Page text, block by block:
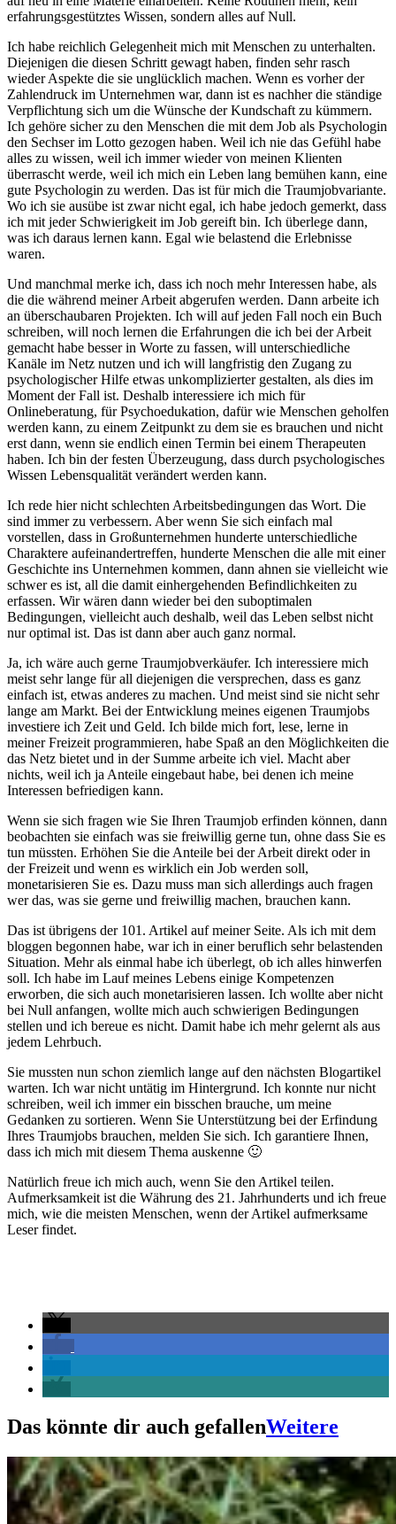
erfahrungsgestütztes Wissen, sondern alles auf Null.
Ich habe reichlich Gelegenheit mich mit Menschen zu unterhalten.
Diejenigen die diesen Schritt gewagt haben, finden sehr rasch
wieder Aspekte die sie unglücklich machen. Wenn es vorher der
Zahlendruck im Unternehmen war, dann ist es nachher die ständige
Verpflichtung sich um die Wünsche der Kundschaft zu kümmern.
Ich gehöre sicher zu den Menschen die mit dem Job als Psychologin
den Sechser im Lotto gezogen haben. Weil ich nie das Gefühl habe
alles zu wissen, weil ich immer wieder von meinen Klienten
überrascht werde, weil ich mich ein Leben lang bemühen kann, eine
gute Psychologin zu werden. Das ist für mich die Traumjobvariante.
Wo ich sie ausübe ist zwar nicht egal, ich habe jedoch gemerkt, dass
ich mit jeder Schwierigkeit im Job gereift bin. Ich überlege dann,
was ich daraus lernen kann. Egal wie belastend die Erlebnisse
waren.
Und manchmal merke ich, dass ich noch mehr Interessen habe, als
die die während meiner Arbeit abgerufen werden. Dann arbeite ich
an überschaubaren Projekten. Ich will auf jeden Fall noch ein Buch
schreiben, will noch lernen die Erfahrungen die ich bei der Arbeit
gemacht habe besser in Worte zu fassen, will unterschiedliche
Kanäle im Netz nutzen und ich will langfristig den Zugang zu
psychologischer Hilfe etwas unkomplizierter gestalten, als dies im
Moment der Fall ist. Deshalb interessiere ich mich für
Onlineberatung, für Psychoedukation, dafür wie Menschen geholfen
werden kann, zu einem Zeitpunkt zu dem sie es brauchen und nicht
erst dann, wenn sie endlich einen Termin bei einem Therapeuten
haben. Ich bin der festen Überzeugung, dass durch psychologisches
Wissen Lebensqualität verändert werden kann.
Ich rede hier nicht schlechten Arbeitsbedingungen das Wort. Die
sind immer zu verbessern. Aber wenn Sie sich einfach mal
vorstellen, dass in Großunternehmen hunderte unterschiedliche
Charaktere aufeinandertreffen, hunderte Menschen die alle mit einer
Geschichte ins Unternehmen kommen, dann ahnen sie vielleicht wie
schwer es ist, all die damit einhergehenden Befindlichkeiten zu
erfassen. Wir wären dann wieder bei den suboptimalen
Bedingungen, vielleicht auch deshalb, weil das Leben selbst nicht
nur optimal ist. Das ist dann aber auch ganz normal.
Ja, ich wäre auch gerne Traumjobverkäufer. Ich interessiere mich
meist sehr lange für all diejenigen die versprechen, dass es ganz
einfach ist, etwas anderes zu machen. Und meist sind sie nicht sehr
lange am Markt. Bei der Entwicklung meines eigenen Traumjobs
investiere ich Zeit und Geld. Ich bilde mich fort, lese, lerne in
meiner Freizeit programmieren, habe Spaß an den Möglichkeiten die
das Netz bietet und in der Summe arbeite ich viel. Macht aber
nichts, weil ich ja Anteile eingebaut habe, bei denen ich meine
Interessen befriedigen kann.
Wenn sie sich fragen wie Sie Ihren Traumjob erfinden können, dann
beobachten sie einfach was sie freiwillig gerne tun, ohne dass Sie es
tun müssten. Erhöhen Sie die Anteile bei der Arbeit direkt oder in
der Freizeit und wenn es wirklich ein Job werden soll,
monetarisieren Sie es. Dazu muss man sich allerdings auch fragen
wer das, was sie gerne und freiwillig machen, brauchen kann.
Das ist übrigens der 101. Artikel auf meiner Seite. Als ich mit dem
bloggen begonnen habe, war ich in einer beruflich sehr belastenden
Situation. Mehr als einmal habe ich überlegt, ob ich alles hinwerfen
soll. Ich habe im Lauf meines Lebens einige Kompetenzen
erworben, die sich auch monetarisieren lassen. Ich wollte aber nicht
bei Null anfangen, wollte mich auch schwierigen Bedingungen
stellen und ich bereue es nicht. Damit habe ich mehr gelernt als aus
jedem Lehrbuch.
Sie mussten nun schon ziemlich lange auf den nächsten Blogartikel
warten. Ich war nicht untätig im Hintergrund. Ich konnte nur nicht
schreiben, weil ich immer ein bisschen brauche, um meine
Gedanken zu sortieren. Wenn Sie Unterstützung bei der Erfindung
Ihres Traumjobs brauchen, melden Sie sich. Ich garantiere Ihnen,
dass ich mich mit diesem Thema auskenne 🙂
Natürlich freue ich mich auch, wenn Sie den Artikel teilen.
Aufmerksamkeit ist die Währung des 21. Jahrhunderts und ich freue
mich, wie die meisten Menschen, wenn der Artikel aufmerksame
Leser findet.
Das könnte dir auch gefallenWeitere